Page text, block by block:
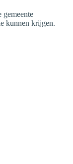
kunnen krijgen.